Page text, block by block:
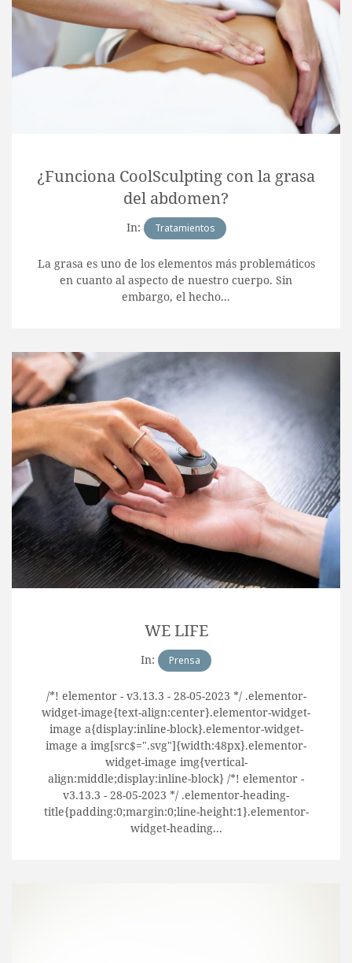
¿Funciona CoolSculpting con la grasa
del abdomen?
In: Tratamientos
La grasa es uno de los elementos más problemáticos
en cuanto al aspecto de nuestro cuerpo. Sin
embargo, el hecho...
WE LIFE
In: Prensa
/*! elementor - v3.13.3 - 28-05-2023 */ .elementor-
widget-image{text-align:center}.elementor-widget-
image a{display:inline-block}.elementor-widget-
image a img[src$=".svg"]{width:48px}.elementor-
widget-image img{vertical-
align:middle;display:inline-block} /*! elementor -
v3.13.3 - 28-05-2023 */ .elementor-heading-
title{padding:0;margin:0;line-height:1}.elementor-
widget-heading...